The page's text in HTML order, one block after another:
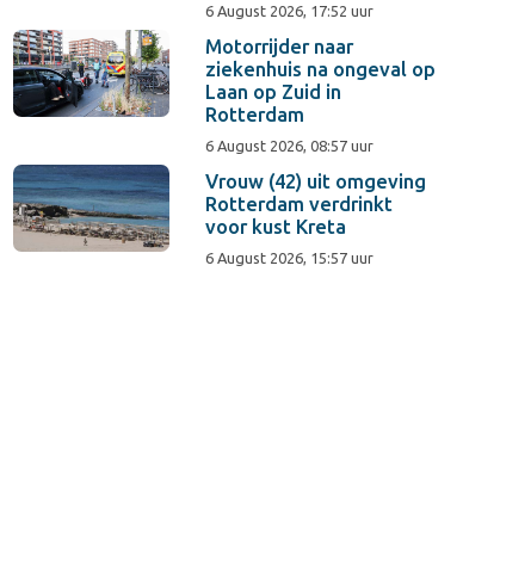
6 August 2026, 17:52 uur
Motorrijder naar
ziekenhuis na ongeval op
Laan op Zuid in
Rotterdam
6 August 2026, 08:57 uur
Vrouw (42) uit omgeving
Rotterdam verdrinkt
voor kust Kreta
6 August 2026, 15:57 uur